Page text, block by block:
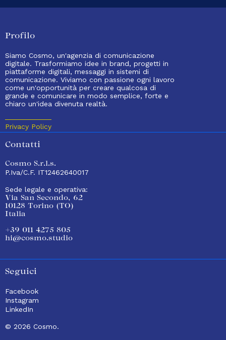
Profilo
Siamo Cosmo, un'agenzia di comunicazione
digitale. Trasformiamo idee in brand, progetti in
piattaforme digitali, messaggi in sistemi di
comunicazione. Viviamo con passione ogni lavoro
come un'opportunità per creare qualcosa di
grande e comunicare in modo semplice, forte e
chiaro un'idea divenuta realtà.
Privacy Policy
Contatti
Cosmo S.r.l.s.
P.Iva/C.F. IT12462640017
Sede legale e operativa:
Via San Secondo, 62
10128 Torino (TO)
Italia
+39 011 4275 805
hi@cosmo.studio
Seguici
Facebook
Instagram
LinkedIn
© 2026 Cosmo.